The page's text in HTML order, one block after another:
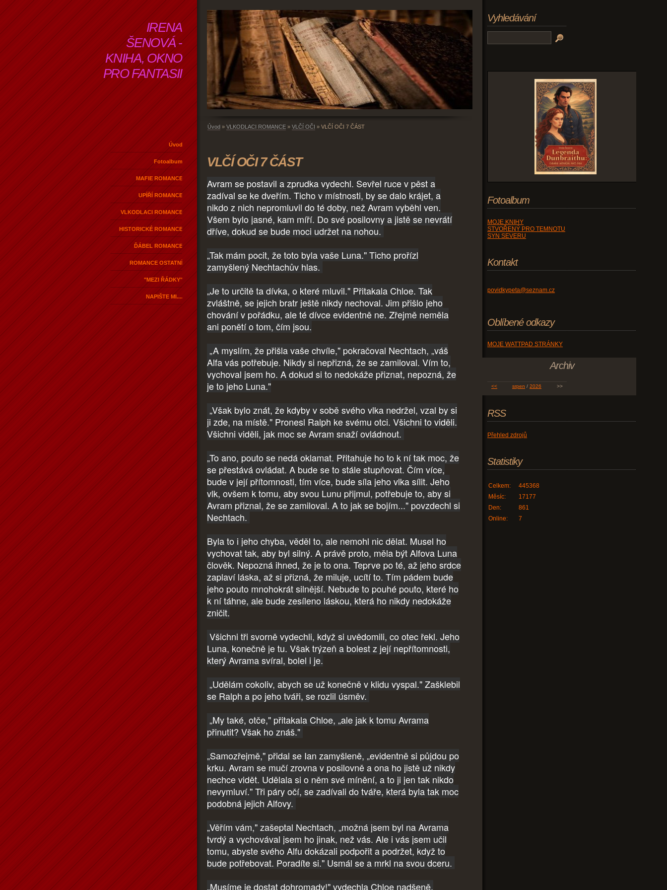
IRENA
ŠENOVÁ -
KNIHA, OKNO
PRO FANTASII
Úvod
Fotoalbum
MAFIE ROMANCE
UPÍŘÍ ROMANCE
VLKODLACI ROMANCE
HISTORICKÉ ROMANCE
ĎÁBEL ROMANCE
ROMANCE OSTATNÍ
"MEZI ŘÁDKY"
NAPIŠTE MI....
Úvod » VLKODLACI ROMANCE » VLČÍ OČI » VLČÍ OČI 7 ČÁST
VLČÍ OČI 7 ČÁST
Avram se postavil a zprudka vydechl. Sevřel ruce v pěst a
zadíval se ke dveřím. Ticho v místnosti, by se dalo krájet, a
nikdo z nich nepromluvil do té doby, než Avram vyběhl ven.
Všem bylo jasné, kam míří. Do své posilovny a jistě se nevrátí
dříve, dokud se bude moci udržet na nohou.
„Tak mám pocit, že toto byla vaše Luna." Ticho prořízl
zamyšlený Nechtachův hlas.
„Je to určitě ta dívka, o které mluvil." Přitakala Chloe. Tak
zvláštně, se jejich bratr ještě nikdy nechoval. Jim přišlo jeho
chování v pořádku, ale té dívce evidentně ne. Zřejmě neměla
ani ponětí o tom, čím jsou.
„A myslím, že přišla vaše chvíle," pokračoval Nechtach, „váš
Alfa vás potřebuje. Nikdy si nepřizná, že se zamiloval. Vím to,
vychoval jsem ho. A dokud si to nedokáže přiznat, nepozná, že
je to jeho Luna."
„Však bylo znát, že kdyby v sobě svého vlka nedržel, vzal by si
ji zde, na místě." Pronesl Ralph ke svému otci. Všichni to viděli.
Všichni viděli, jak moc se Avram snaží ovládnout.
„To ano, pouto se nedá oklamat. Přitahuje ho to k ní tak moc, že
se přestává ovládat. A bude se to stále stupňovat. Čím více,
bude v její přítomnosti, tím více, bude síla jeho vlka sílit. Jeho
vlk, ovšem k tomu, aby svou Lunu přijmul, potřebuje to, aby si
Avram přiznal, že se zamiloval. A to jak se bojím..." povzdechl si
Nechtach.
Byla to i jeho chyba, věděl to, ale nemohl nic dělat. Musel ho
vychovat tak, aby byl silný. A právě proto, měla být Alfova Luna
člověk. Nepozná ihned, že je to ona. Teprve po té, až jeho srdce
zaplaví láska, až si přizná, že miluje, ucítí to. Tím pádem bude
jeho pouto mnohokrát silnější. Nebude to pouhé pouto, které ho
k ní táhne, ale bude zesíleno láskou, která ho nikdy nedokáže
zničit.
Všichni tři svorně vydechli, když si uvědomili, co otec řekl. Jeho
Luna, konečně je tu. Však trýzeň a bolest z její nepřítomnosti,
který Avrama svíral, bolel i je.
„Udělám cokoliv, abych se už konečně v klidu vyspal." Zašklebil
se Ralph a po jeho tváři, se rozlil úsměv.
„My také, otče," přitakala Chloe, „ale jak k tomu Avrama
přinutit? Však ho znáš."
„Samozřejmě," přidal se Ian zamyšleně, „evidentně si půjdou po
krku. Avram se mučí zrovna v posilovně a ona ho jistě už nikdy
nechce vidět. Udělala si o něm své mínění, a to ji jen tak nikdo
nevymluví." Tři páry očí, se zadívali do tváře, která byla tak moc
podobná jejich Alfovy.
„Věřím vám," zašeptal Nechtach, „možná jsem byl na Avrama
tvrdý a vychovával jsem ho jinak, než vás. Ale i vás jsem učil
tomu, abyste svého Alfu dokázali podpořit a podržet, když to
bude potřebovat. Poradíte si." Usmál se a mrkl na svou dceru.
„Musíme je dostat dohromady!" vydechla Chloe nadšeně.
Vyhledávání
Fotoalbum
MOJE KNIHY
STVOŘENÝ PRO TEMNOTU
SYN SEVERU
Kontakt
povidkypeta@seznam.cz
Oblíbené odkazy
MOJE WATTPAD STRÁNKY
Archiv
<< srpen / 2026 >>
RSS
Přehled zdrojů
Statistiky
Online: 7
Celkem:
445368
Měsíc:
17177
Den:
861